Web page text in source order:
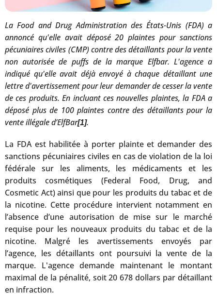
La Food and Drug Administration des États-Unis (FDA) a
annoncé qu'elle avait déposé 20 plaintes pour sanctions
pécuniaires civiles (CMP) contre des détaillants pour la vente
non autorisée de puffs de la marque Elfbar. L'agence a
indiqué qu'elle avait déjà envoyé à chaque détaillant une
lettre d'avertissement pour leur demander de cesser la vente
de ces produits. En incluant ces nouvelles plaintes, la FDA a
déposé plus de 100 plaintes contre des détaillants pour la
vente illégale d’ElfBar[1].
La FDA est habilitée à porter plainte et demander des
sanctions pécuniaires civiles en cas de violation de la loi
fédérale sur les aliments, les médicaments et les
produits cosmétiques (Federal Food, Drug, and
Cosmetic Act) ainsi que pour les produits du tabac et de
la nicotine. Cette procédure intervient notamment en
l’absence d’une autorisation de mise sur le marché
requise pour les nouveaux produits du tabac et de la
nicotine. Malgré les avertissements envoyés par
l’agence, les détaillants ont poursuivi la vente de la
marque. L'agence demande maintenant le montant
maximal de la pénalité, soit 20 678 dollars par détaillant
en infraction.